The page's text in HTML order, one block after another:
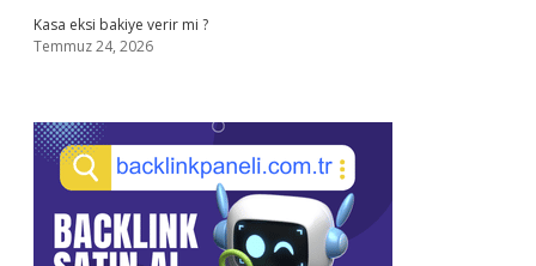
Kasa eksi bakiye verir mi ?
Temmuz 24, 2026